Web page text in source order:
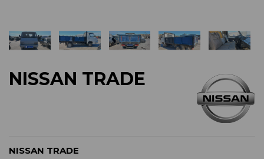
NISSAN TRADE
NISSAN TRADE